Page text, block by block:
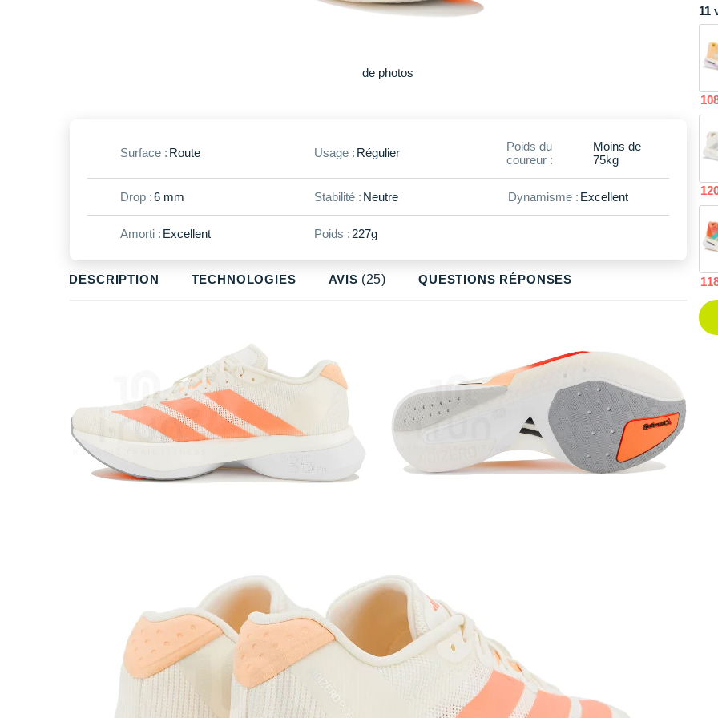
11
DESCRIPTION TECHNOLOGIES AVIS (25) QUESTIONS RÉPONSES
Surface : Route Usage : Régulier
Poids du
coureur :
Moins de
75kg
Drop :6 mm Stabilité : Neutre Dynamisme : Excellent
Amorti : Excellent Poids : 227g
Plus
de photos